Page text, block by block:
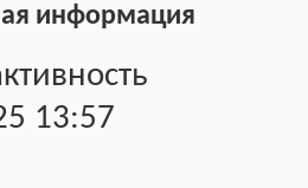
информация
13:57